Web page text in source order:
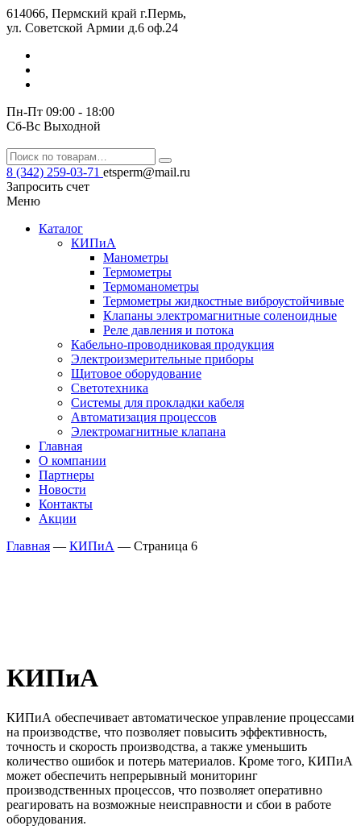
614066, Пермский край г.Пермь,
ул. Советской Армии д.6 оф.24
Пн-Пт 09:00 - 18:00
Сб-Вс Выходной
8 (342) 259-03-71 etsperm@mail.ru
Запросить счет
Меню
Каталог
КИПиА
Манометры
Термометры
Термомано­мет­ры
Термометры жидкостные виброустойчивые
Клапаны электро­маг­нит­ные соле­но­ид­ные
Реле давления и потока
Кабельно-проводниковая продукция
Электроизмерительные приборы
Щитовое оборудование
Светотехника
Системы для прокладки кабеля
Автоматизация процессов
Электромагнитные клапана
Главная
О компании
Партнеры
Новости
Контакты
Акции
Главная — КИПиА — Страница 6
КИПиА
КИПиА обеспечивает автоматическое управление процессами
на производстве, что позволяет повысить эффективность,
точность и скорость производства, а также уменьшить
количество ошибок и потерь материалов. Кроме того, КИПиА
может обеспечить непрерывный мониторинг
производственных процессов, что позволяет оперативно
реагировать на возможные неисправности и сбои в работе
оборудования.